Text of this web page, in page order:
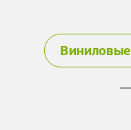
Виниловые